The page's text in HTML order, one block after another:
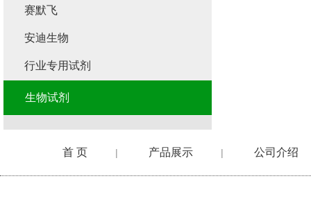
赛默飞
安迪生物
行业专用试剂
生物试剂
首 页 | 产品展示 | 公司介绍